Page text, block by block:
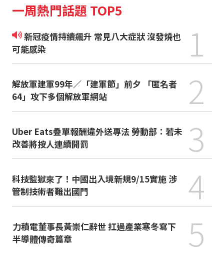
一周熱門話題 TOP5
新冠疫情持續飆升 常見八大症狀 沒發燒也
可能感染
1
解放軍建軍99年／「建軍節」前夕 「匿名者
64」攻下多個解放軍網站
2
Uber Eats疊單報酬違外送專法 勞動部：若未
改善將按人連續開罰
3
科技監獄來了！中國出入境新規9/15實施 涉
管制技術者難出國門
4
力積電董事長黃崇仁辭世 扛過產業寒冬寫下
半導體傳奇篇章
5